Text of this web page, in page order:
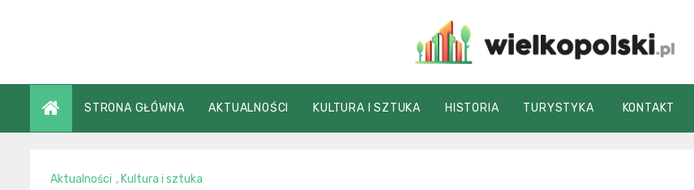
STRONA GŁÓWNA AKTUALNOŚCI KULTURA I SZTUKA HISTORIA TURYSTYKA KONTAKT
Aktualności , Kultura i sztuka